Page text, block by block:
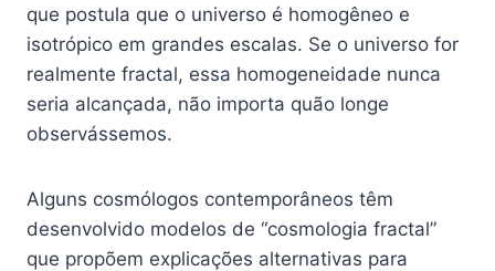
que postula que o universo é homogêneo e
isotrópico em grandes escalas. Se o universo for
realmente fractal, essa homogeneidade nunca
seria alcançada, não importa quão longe
observássemos.
Alguns cosmólogos contemporâneos têm
desenvolvido modelos de “cosmologia fractal”
que propõem explicações alternativas para